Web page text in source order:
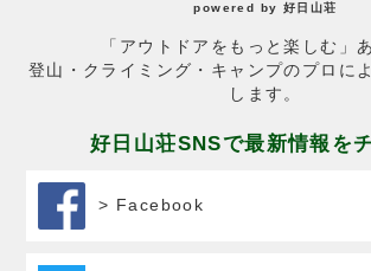
powered by 好日山荘
「アウトドアをもっと楽しむ」
登山・クライミング・キャンプのプロに
します。
好日山荘SNSで最新情報を
> Facebook